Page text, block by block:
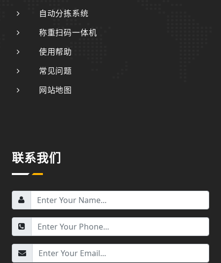
自动分拣系统
称重扫码一体机
使用帮助
常见问题
网站地图
联系我们